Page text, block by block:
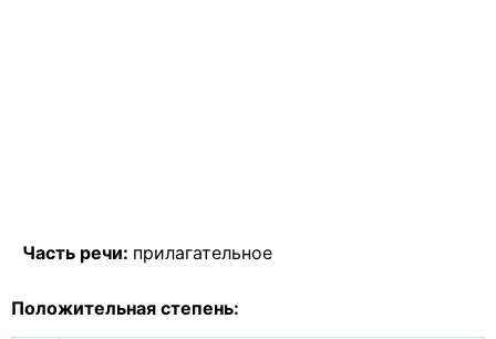
Часть речи: прилагательное
Положительная степень: